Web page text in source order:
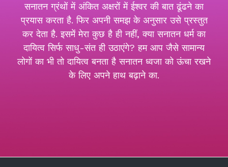
सनातन ग्रंथों में अंकित अक्षरों में ईश्वर की बात ढूंढने का
प्रयास करता है. फिर अपनी समझ के अनुसार उसे प्रस्तुत
कर देता है. इसमें मेरा कुछ है ही नहीं, क्या सनातन धर्म का
दायित्व सिर्फ साधु-संत ही उठाएंगे? हम आप जैसे सामान्य
लोगों का भी तो दायित्व बनता है सनातन ध्वजा को ऊंचा रखने
के लिए अपने हाथ बढ़ाने का.